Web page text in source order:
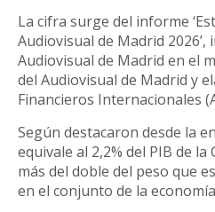
La cifra surge del informe
Audiovisual de Madrid
Audiovisual de Madrid en el
del Audiovisual de Madrid y
Financieros Internacionales
Según destacaron desde la
equivale al 2,2% del PIB de
más del doble del peso que
en el conjunto de la